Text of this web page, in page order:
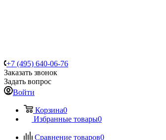
+7 (495) 640-06-76
Заказать звонок
Задать вопрос
Войти
Корзина0
Избранные товары0
Сравнение товаров0